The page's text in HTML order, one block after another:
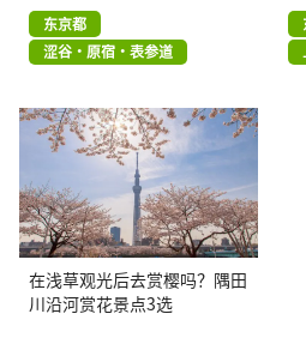
东京都
涩谷・原宿・表参道
在浅草观光后去赏樱吗？隅田
川沿河赏花景点3选